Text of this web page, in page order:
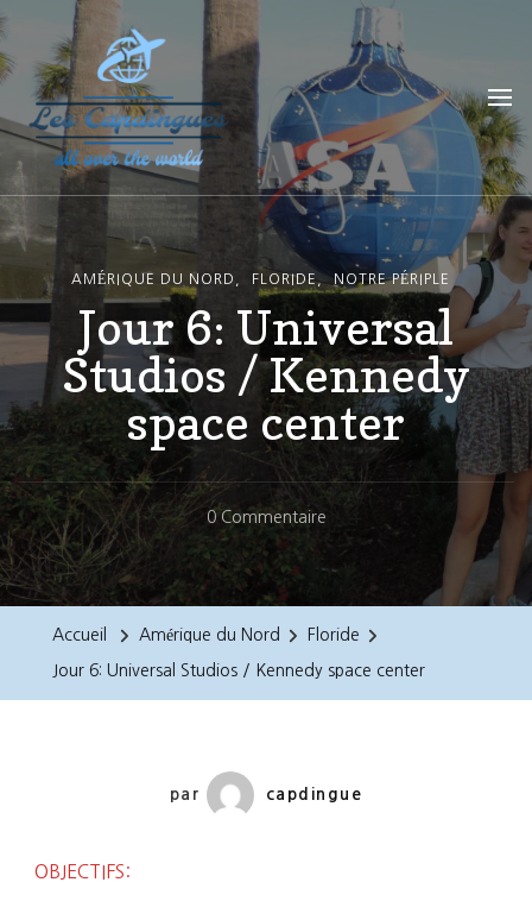
Les Capdingues
blog de voyage
AMÉRIQUE DU NORD FLORIDE NOTRE PÉRIPLE
Jour 6: Universal
Studios / Kennedy
space center
0 CommentaireSur
Center
Accueil Amérique du Nord Floride
Jour 6: Universal Studios / Kennedy space center
par capdingue
OBJECTIFS: